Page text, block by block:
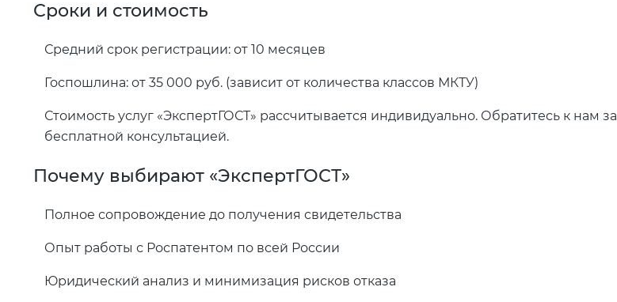
Сроки и стоимость
Средний срок регистрации: от 10 месяцев
Госпошлина: от 35 000 руб. (зависит от количества классов МКТУ)
Стоимость услуг «ЭкспертГОСТ» рассчитывается индивидуально. Обратитесь к нам за
бесплатной консультацией.
Почему выбирают «ЭкспертГОСТ»
Полное сопровождение до получения свидетельства
Опыт работы с Роспатентом по всей России
Юридический анализ и минимизация рисков отказа